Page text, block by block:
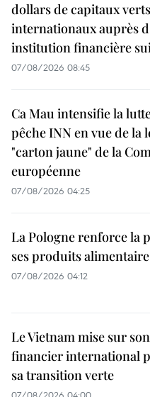
dollars de capitaux verts
internationaux auprès
institution financière
07/08/2026 08:45
Ca Mau intensifie la
pêche INN en vue de la
"carton jaune" de la
européenne
07/08/2026 04:25
La Pologne renforce la
ses produits
07/08/2026 04:12
Le Vietnam mise sur
financier international
sa transition verte